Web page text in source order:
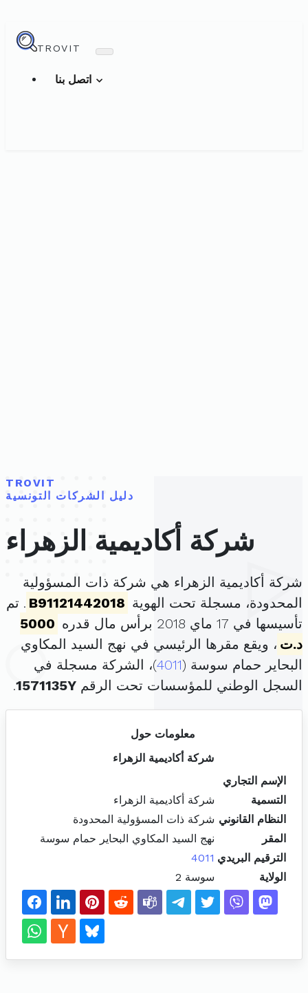
TROVIT
TROVIT
دليل الشركات التونسية
شركة أكاديمية الزهراء
شركة أكاديمية الزهراء هي شركة ذات المسؤولية
المحدودة، مسجلة تحت الهوية B91121442018 . تم
تأسيسها في 17 ماي 2018 برأس مال قدره
5000
د.ت ، ويقع مقرها الرئيسي في نهج السيد المكاوي
البحاير حمام سوسة (4011)، الشركة مسجلة في
السجل الوطني للمؤسسات تحت الرقم 1571135Y
.
معلومات حول
شركة أكاديمية الزهراء
الإسم التجاري
التسمية
شركة أكاديمية الزهراء
النظام القانوني شركة ذات المسؤولية المحدودة
المقر
نهج السيد المكاوي البحاير حمام سوسة
الترقيم البريدي 4011
الولاية
سوسة 2